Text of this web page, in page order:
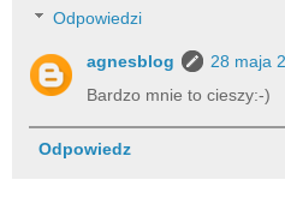
Odpowiedzi
agnesblog
28 maja
Bardzo mnie to cieszy:-)
Odpowiedz